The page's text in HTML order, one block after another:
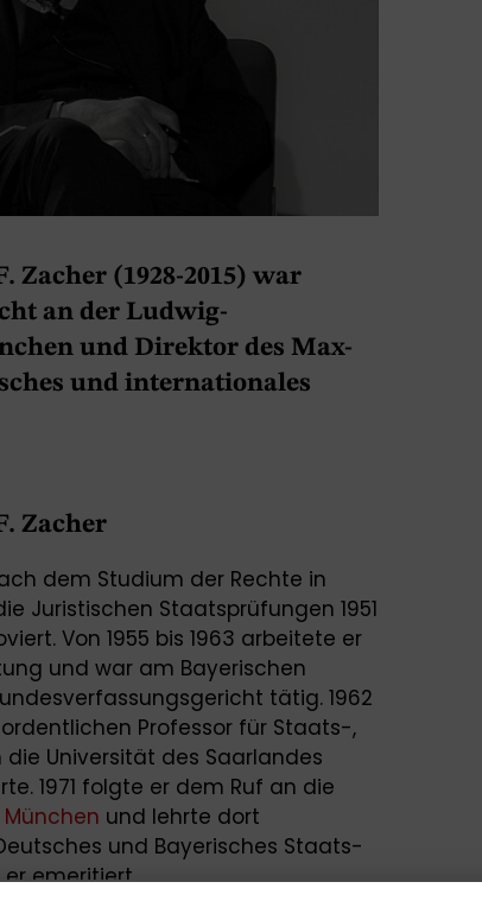
Zacher (1928-2015) war
an der Ludwig-
und Direktor des Max-
und internationales
Zacher
dem Studium der Rechte in
Juristischen Staatsprüfungen 1951
Von 1955 bis 1963 arbeitete er
und war am Bayerischen
tätig. 1962
Professor für Staats-,
Universität des Saarlandes
1971 folgte er dem Ruf an die
und lehrte dort
und Bayerisches Staats-
emeritiert.